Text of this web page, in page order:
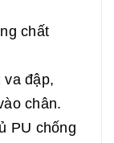
chất
va đập,
chân.
PU chống